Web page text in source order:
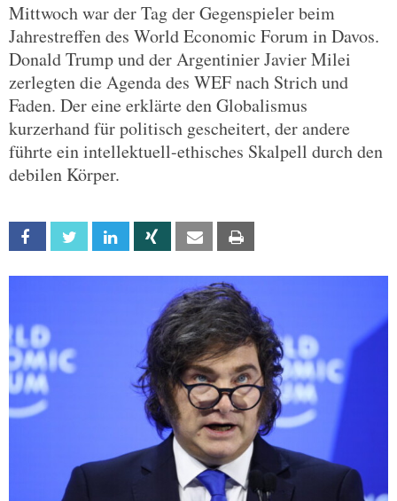
Mittwoch war der Tag der Gegenspieler beim
Jahrestreffen des World Economic Forum in Davos.
Donald Trump und der Argentinier Javier Milei
zerlegten die Agenda des WEF nach Strich und
Faden. Der eine erklärte den Globalismus
kurzerhand für politisch gescheitert, der andere
führte ein intellektuell-ethisches Skalpell durch den
debilen Körper.
Facebook Twitter Linkedin Xing Email